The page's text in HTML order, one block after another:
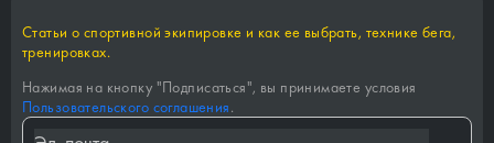
Статьи о спортивной экипировке и как ее выбрать, технике бега,
тренировках.
Нажимая на кнопку "Подписаться", вы принимаете условия
Пользовательского соглашения.